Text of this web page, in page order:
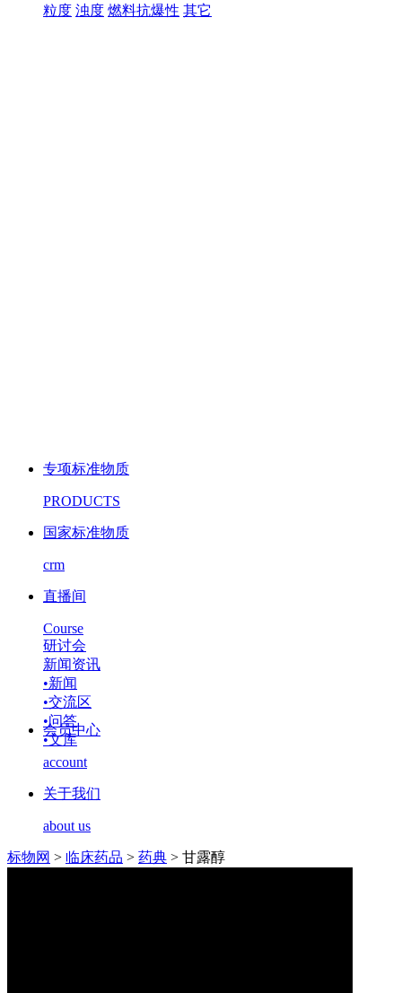
粒度 浊度 燃料抗爆性 其它
专项标准物质
PRODUCTS
国家标准物质
crm
直播间
Course
研讨会
新闻资讯
•新闻
•交流区
•问答
•文库
会员中心
account
关于我们
about us
标物网 > 临床药品 > 药典 > 甘露醇